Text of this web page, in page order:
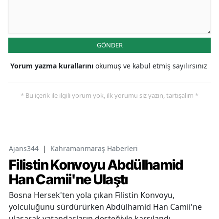
GÖNDER
Yorum yazma kurallarını okumuş ve kabul etmiş sayılırsınız
* Bu içerik ile ilgili yorum yok, ilk yorumu siz yazın, tartışalım *
Ajans344 | Kahramanmaraş Haberleri
Filistin Konvoyu Abdülhamid
Han Camii'ne Ulaştı
Bosna Hersek'ten yola çıkan Filistin Konvoyu,
yolculuğunu sürdürürken Abdülhamid Han Camii'ne